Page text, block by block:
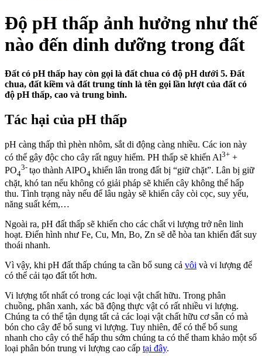
Độ pH thấp ảnh hưởng như thế
nào đến dinh dưỡng trong đất
Đất có pH thấp hay còn gọi là đất chua có độ pH dưới 5. Đất
chua, đất kiềm và đất trung tính là tên gọi lần lượt của đất có
độ pH thấp, cao và trung bình.
Tác hại của pH thấp
pH càng thấp thì phèn nhôm, sắt di động càng nhiều. Các ion này
có thể gây độc cho cây rất nguy hiểm. PH thấp sẽ khiến Al3+ +
PO4
3- tạo thành AlPO4 khiến lân trong đất bị “giữ chặt”. Lân bị giữ
chặt, khó tan nếu không có giải pháp sẽ khiến cây không thể hấp
thu. Tình trạng này nếu để lâu ngày sẽ khiến cây còi cọc, suy yếu,
năng suất kém,…
Ngoài ra, pH đất thấp sẽ khiến cho các chất vi lượng trở nên linh
hoạt. Điển hình như Fe, Cu, Mn, Bo, Zn sẽ dễ hòa tan khiến đất suy
thoái nhanh.
Vì vậy, khi pH đất thấp chúng ta cần bổ sung cả vôi và vi lượng để
có thể cải tạo đất tốt hơn.
Vi lượng tốt nhất có trong các loại vật chất hữu. Trong phân
chuồng, phân xanh, xác bã động thực vật có rất nhiều vi lượng.
Chúng ta có thể tận dụng tất cả các loại vật chất hữu cơ sẵn có mà
bón cho cây để bổ sung vi lượng. Tuy nhiên, để có thể bổ sung
nhanh cho cây có thể hấp thu sớm chúng ta có thể tham khảo một số
loại phân bón trung vi lượng cao cấp tại đây.